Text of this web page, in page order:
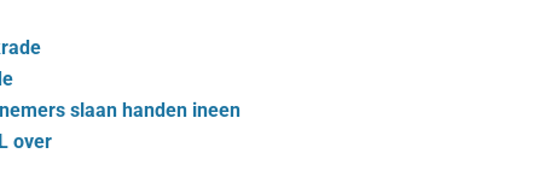
slaan handen ineen
over